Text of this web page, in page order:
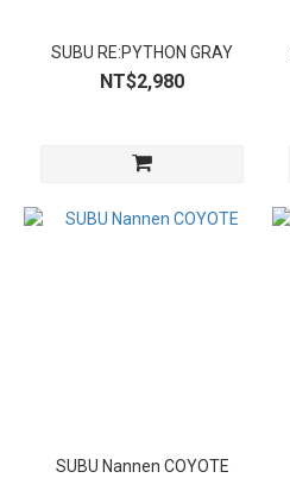
SUBU RE:PYTHON GRAY
NT$2,980
SUBU Nannen COYOTE